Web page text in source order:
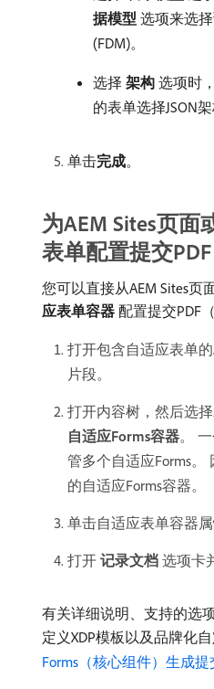
据模型 选项来选
(FDM)。
选择​ 架构 选项时
的表单选择JSON架
单击​完成。
为AEM Sites页面
表单配置提交PDF
您可以直接从AEM Sites页
应表单容器 配置提交PDF
打开包含自适应表单
片段。
打开内容树，然后选
自适应Forms容器。
管多个自适应Forms。
的自适应Forms容器。
单击自适应表单容器
打开​ 记录文档 选项卡
有关详细说明、支持的选
定义XDP模板以及品牌化
Forms（核心组件）生成提